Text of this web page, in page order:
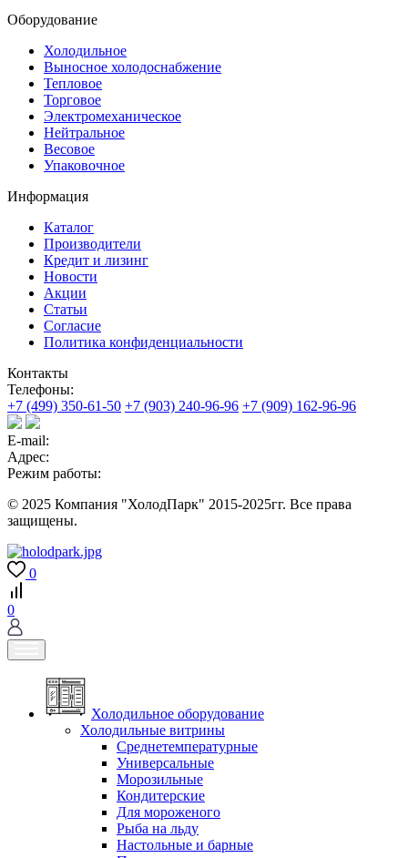
Оборудование
Холодильное
Выносное холодоснабжение
Тепловое
Торговое
Электромеханическое
Нейтральное
Весовое
Упаковочное
Информация
Каталог
Производители
Кредит и лизинг
Новости
Акции
Статьи
Согласие
Политика конфиденциальности
Контакты
Телефоны:
+7 (499) 350-61-50 +7 (903) 240-96-96 +7 (909) 162-96-96
E-mail:
Адрес:
Режим работы:
© 2025 Компания "ХолодПарк" 2015-2025гг. Все права
защищены.
0
0
Холодильное оборудование
Холодильные витрины
Среднетемпературные
Универсальные
Морозильные
Кондитерские
Для мороженого
Рыба на льду
Настольные и барные